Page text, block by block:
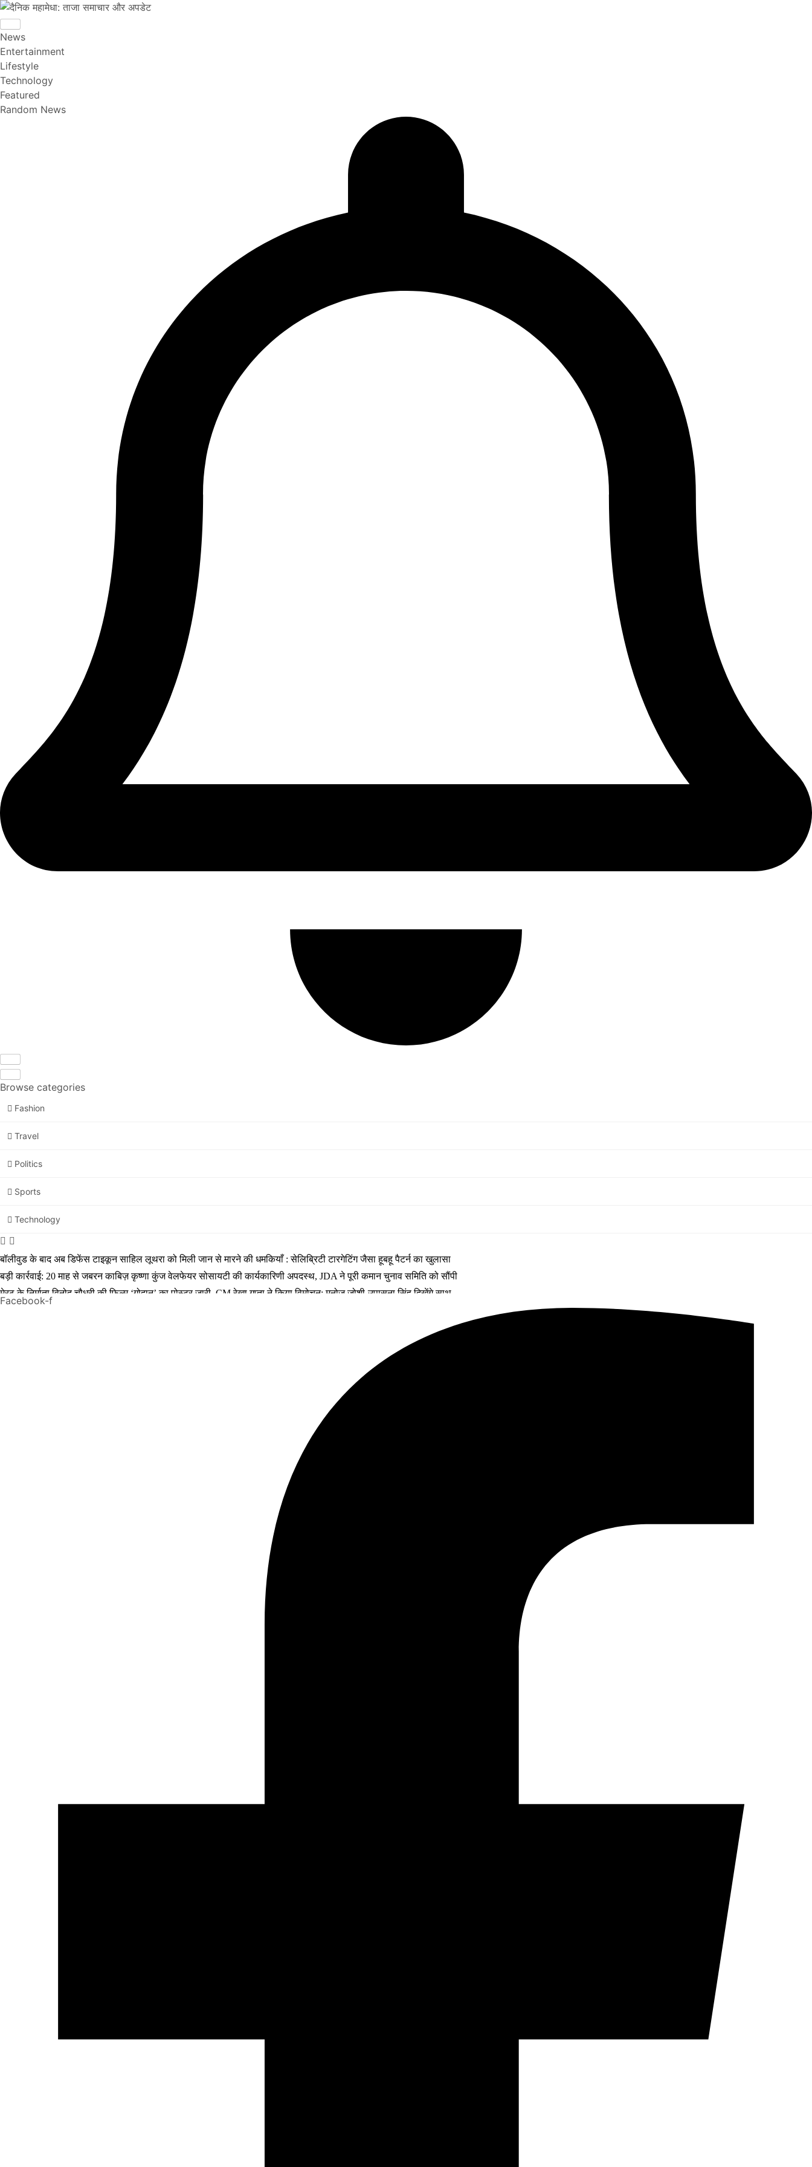
News
Entertainment
Lifestyle
Technology
Featured
Random News
Browse categories
Fashion
Travel
Politics
Sports
Technology
बॉलीवुड के बाद अब डिफेंस टाइकून साहिल लूथरा को मिली जान से मारने की धमकियाँ : सेलिब्रिटी टारगेटिंग जैसा हूबहू पैटर्न का खुलासा
बड़ी कार्रवाई: 20 माह से जबरन काबिज़ कृष्णा कुंज वेलफेयर सोसायटी की कार्यकारिणी अपदस्थ, JDA ने पूरी कमान चुनाव समिति को सौंपी
मेरठ के निर्माता विनोद चौधरी की फिल्म ‘गोदान’ का पोस्टर जारी, CM रेखा गुप्ता ने किया विमोचन; मनोज जोशी-उपासना सिंह दिखेंगे साथ
Facebook-f